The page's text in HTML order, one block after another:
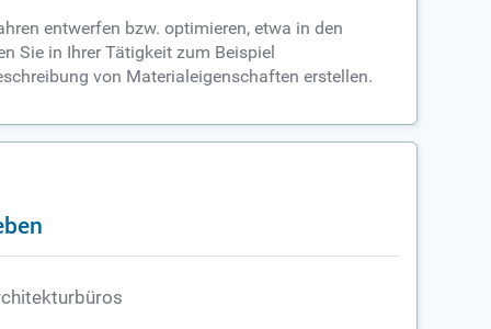
entwerfen bzw. optimieren, etwa in den
Sie in Ihrer Tätigkeit zum Beispiel
von Materialeigenschaften erstellen.